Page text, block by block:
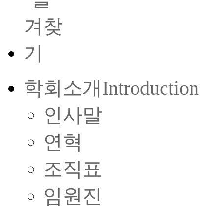
학회소개Introduction
인사말
연혁
조직표
임원진